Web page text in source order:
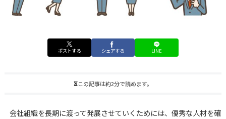
ポストする シェアする LINE
この記事は約2分で読めます。
会社組織を長期に渡って発展させていくためには、優秀な人材を確